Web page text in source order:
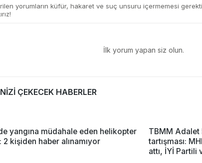
yorumların küfür, hakaret ve suç unsuru içermemesi
İlk yorum yapan siz olun.
ÇEKECEK HABERLER
yangına müdahale eden helikopter
2 kişiden haber alınamıyor
TBMM
tartışması:
attı, İYİ Partili